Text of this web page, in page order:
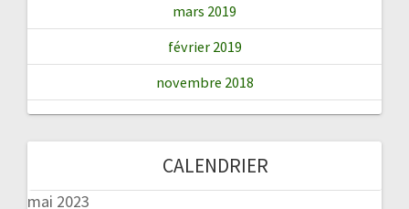
mars 2019
février 2019
novembre 2018
CALENDRIER
mai 2023